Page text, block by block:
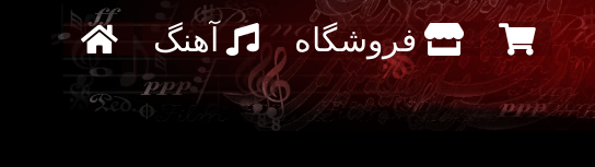
آهنگ فروشگاه